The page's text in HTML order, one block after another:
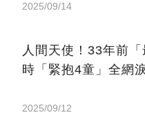
2025/09/14
人間天使！33年前
時「緊抱4童」全網
2025/09/12